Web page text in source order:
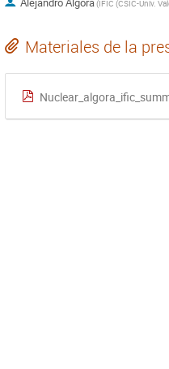
(
Materiales de la